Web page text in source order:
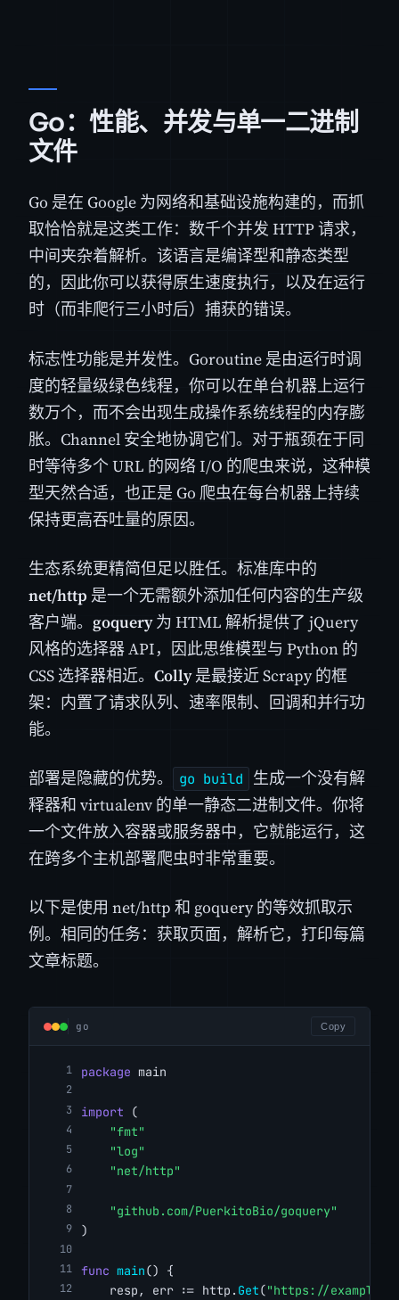
Go：性能、并发与单一二进制
文件
Go 是在 Google 为网络和基础设施构建的，而抓
取恰恰就是这类工作：数千个并发 HTTP 请求，
中间夹杂着解析。该语言是编译型和静态类型
的，因此你可以获得原生速度执行，以及在运行
时（而非爬行三小时后）捕获的错误。
标志性功能是并发性。Goroutine 是由运行时调
度的轻量级绿色线程，你可以在单台机器上运行
数万个，而不会出现生成操作系统线程的内存膨
胀。Channel 安全地协调它们。对于瓶颈在于同
时等待多个 URL 的网络 I/O 的爬虫来说，这种模
型天然合适，也正是 Go 爬虫在每台机器上持续
保持更高吞吐量的原因。
生态系统更精简但足以胜任。标准库中的
net/http 是一个无需额外添加任何内容的生产级
客户端。 goquery为 HTML 解析提供了 jQuery
风格的选择器 API，因此思维模型与 Python 的
CSS 选择器相近。 Colly是最接近 Scrapy 的框
架：内置了请求队列、速率限制、回调和并行功
能。
部署是隐藏的优势。 go build
生成一个没有解
释器和 virtualenv 的单一静态二进制文件。你将
一个文件放入容器或服务器中，它就能运行，这
在跨多个主机部署爬虫时非常重要。
以下是使用 net/http 和 goquery 的等效抓取示
例。相同的任务：获取页面，解析它，打印每篇
文章标题。
go Copy
package main
import (
"fmt"
"log"
"net/http"
"github.com/PuerkitoBio/goquery"
)
func main() {
    resp, err := http.
Get("https://